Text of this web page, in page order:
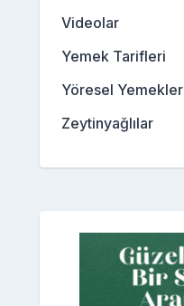
Videolar
Yemek Tarifleri
Yöresel Yemekler
Zeytinyağlılar